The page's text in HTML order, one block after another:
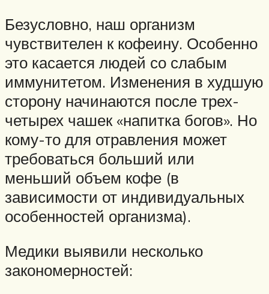
Безусловно, наш организм
чувствителен к кофеину. Особенно
это касается людей со слабым
иммунитетом. Изменения в худшую
сторону начинаются после трех-
четырех чашек «напитка богов». Но
кому-то для отравления может
требоваться больший или
меньший объем кофе (в
зависимости от индивидуальных
особенностей организма).
Медики выявили несколько
закономерностей: